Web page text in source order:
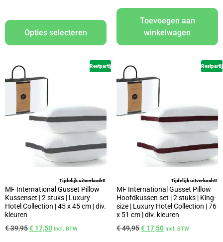
Opties selecteren
Toevoegen aan
winkelwagen
Restpartij
Tijdelijk uitverkocht!
MF International Gusset Pillow
Kussenset | 2 stuks | Luxury
Hotel Collection | 45 x 45 cm | div.
kleuren
€39,95€ 17,50 Incl. BTW
Restpartij
Tijdelijk uitverkocht!
MF International Gusset Pillow
Hoofdkussen set | 2 stuks | King-
size | Luxury Hotel Collection | 76
x 51 cm | div. kleuren
€49,95€ 17,50 Incl. BTW